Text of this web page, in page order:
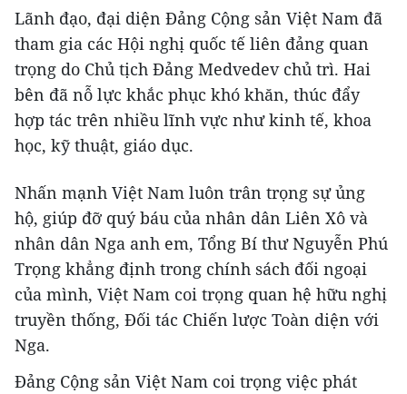
Lãnh đạo, đại diện Đảng Cộng sản Việt Nam đã
tham gia các Hội nghị quốc tế liên đảng quan
trọng do Chủ tịch Đảng Medvedev chủ trì. Hai
bên đã nỗ lực khắc phục khó khăn, thúc đẩy
hợp tác trên nhiều lĩnh vực như kinh tế, khoa
học, kỹ thuật, giáo dục.
Nhấn mạnh Việt Nam luôn trân trọng sự ủng
hộ, giúp đỡ quý báu của nhân dân Liên Xô và
nhân dân Nga anh em, Tổng Bí thư Nguyễn Phú
Trọng khẳng định trong chính sách đối ngoại
của mình, Việt Nam coi trọng quan hệ hữu nghị
truyền thống, Đối tác Chiến lược Toàn diện với
Nga.
Đảng Cộng sản Việt Nam coi trọng việc phát